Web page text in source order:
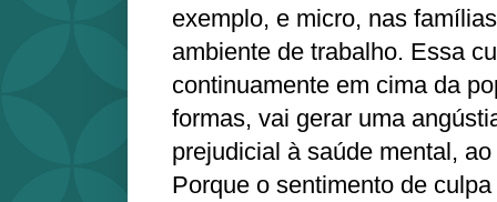
exemplo, e micro, nas
ambiente de trabalho. Essa
continuamente em cima da
formas, vai gerar uma
prejudicial à saúde mental,
Porque o sentimento de